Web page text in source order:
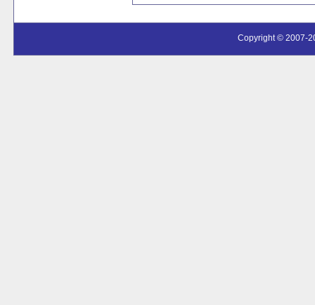
Copyright © 2007-